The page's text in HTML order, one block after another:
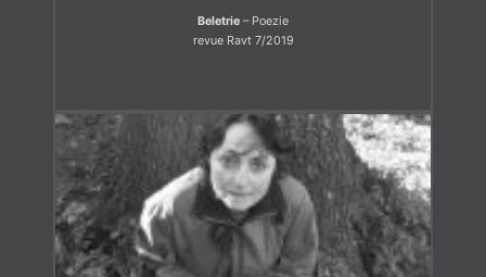
Beletrie – Poezie
revue Ravt 7/2019